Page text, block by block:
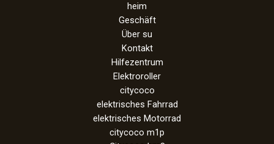
heim
Geschäft
Über su
Kontakt
Hilfezentrum
Elektroroller
citycoco
elektrisches Fahrrad
elektrisches Motorrad
citycoco m1p